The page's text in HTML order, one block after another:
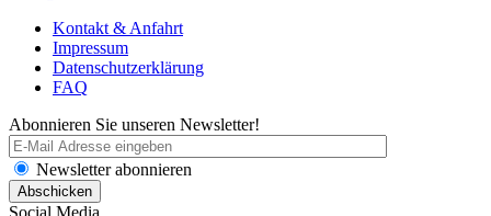
Kontakt & Anfahrt
Impressum
Datenschutzerklärung
FAQ
Abonnieren Sie unseren Newsletter!
Newsletter abonnieren